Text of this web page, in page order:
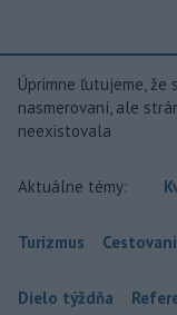
Úprimne ľutujeme, že
nasmerovaní, ale
neexistovala
Aktuálne témy:
Turizmus
Dielo týždňa